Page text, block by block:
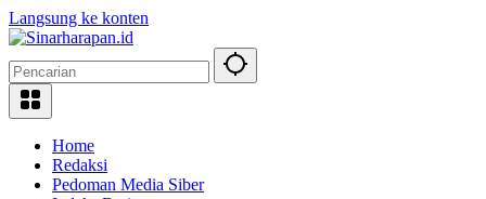
Langsung ke konten
Home
Redaksi
Pedoman Media Siber